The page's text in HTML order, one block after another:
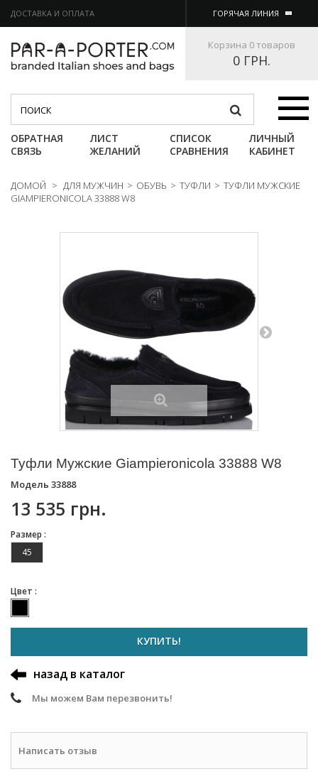
ДОСТАВКА И ОПЛАТА ГОРЯЧАЯ ЛИНИЯ
Корзина 0 товаров
0 ГРН.
Категории
ОБРАТНАЯ
СВЯЗЬ
ЛИСТ
ЖЕЛАНИЙ
СПИСОК
СРАВНЕНИЯ
ЛИЧНЫЙ
КАБИНЕТ
ДОМОЙ > ДЛЯ МУЖЧИН > ОБУВЬ > ТУФЛИ > ТУФЛИ МУЖСКИЕ
GIAMPIERONICOLA 33888 W8
Туфли Мужские Giampieronicola 33888 W8
Модель 33888
13 535 грн.
Размер :
45
Цвет :
КУПИТЬ!
назад в каталог
Мы можем Вам перезвонить!
Написать отзыв